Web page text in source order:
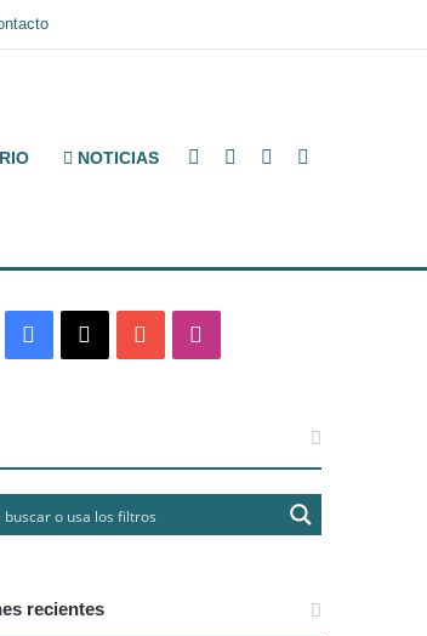
NOTICIAS Facebook YouTube
Facebook YouTube
recientes